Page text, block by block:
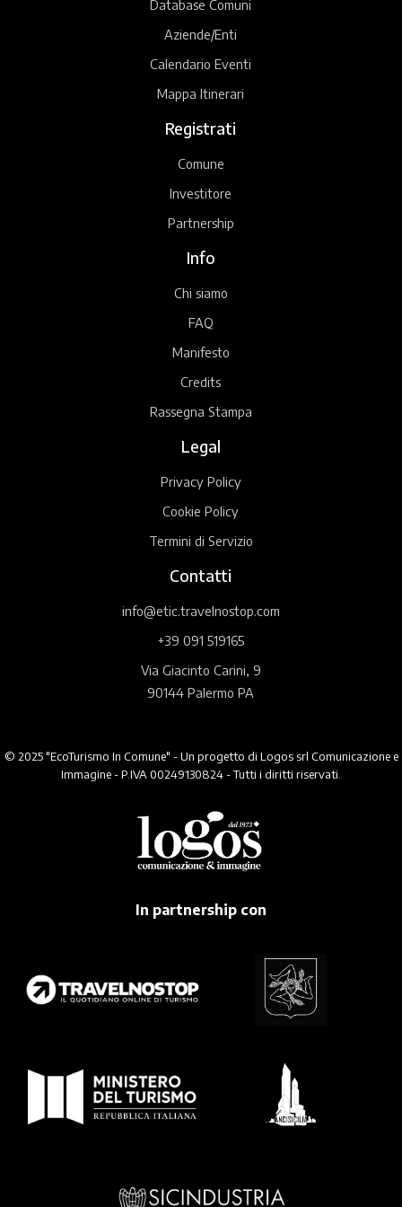
Database Comuni
Aziende/Enti
Calendario Eventi
Mappa Itinerari
Registrati
Comune
Investitore
Partnership
Info
Chi siamo
FAQ
Manifesto
Credits
Rassegna Stampa
Legal
Privacy Policy
Cookie Policy
Termini di Servizio
Contatti
info@etic.travelnostop.com
+39 091 519165
Via Giacinto Carini, 9
90144 Palermo PA
© 2025 "EcoTurismo In Comune" - Un progetto di Logos srl Comunicazione e
Immagine - P.IVA 00249130824 - Tutti i diritti riservati.
In partnership con